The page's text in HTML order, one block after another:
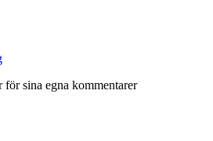
för sina egna kommentarer